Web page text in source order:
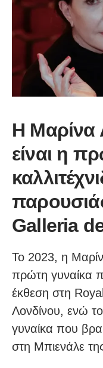
Η Μαρίνα
είναι η
Galleria
Το 2023, η
πρώτη γυναίκα
έκθεση στη
Λονδίνου, ενώ
γυναίκα που
στη Μπιενάλε